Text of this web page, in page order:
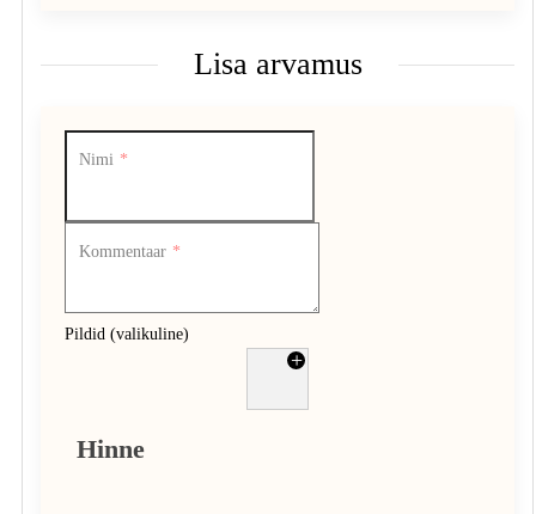
Lisa arvamus
Nimi
Kommentaar
Pildid (valikuline)
+
Hinne